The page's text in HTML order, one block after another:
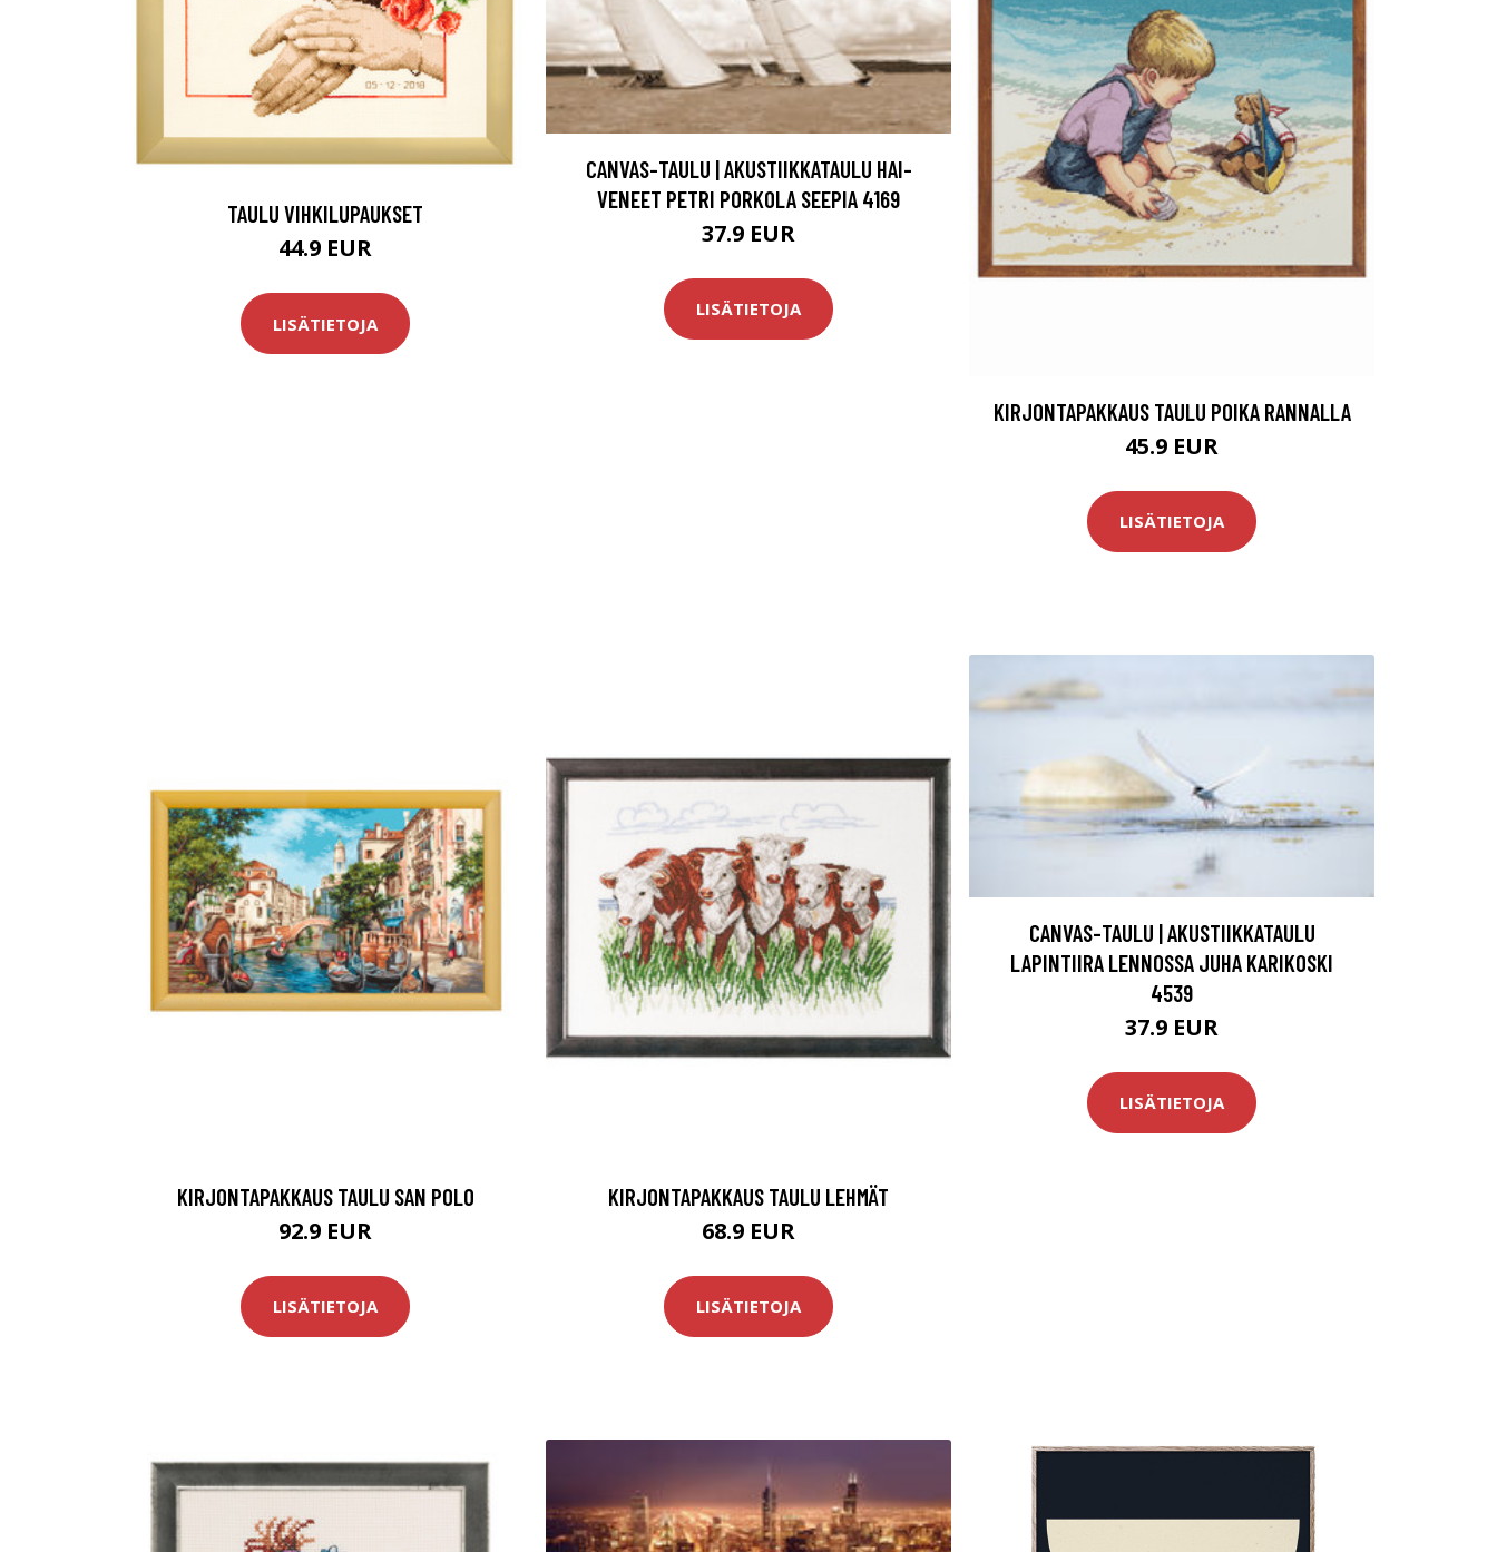
TAULU VIHKILUPAUKSET
44.9 EUR
LISÄTIETOJA
CANVAS-TAULU | AKUSTIIKKATAULU HAI-
VENEET PETRI PORKOLA SEEPIA 4169
37.9 EUR
LISÄTIETOJA
KIRJONTAPAKKAUS TAULU POIKA RANNALLA
45.9 EUR
LISÄTIETOJA
KIRJONTAPAKKAUS TAULU SAN POLO
92.9 EUR
LISÄTIETOJA
KIRJONTAPAKKAUS TAULU LEHMÄT
68.9 EUR
LISÄTIETOJA
CANVAS-TAULU | AKUSTIIKKATAULU
LAPINTIIRA LENNOSSA JUHA KARIKOSKI
4539
37.9 EUR
LISÄTIETOJA